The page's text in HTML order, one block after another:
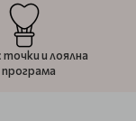
точки и лоялна
програма